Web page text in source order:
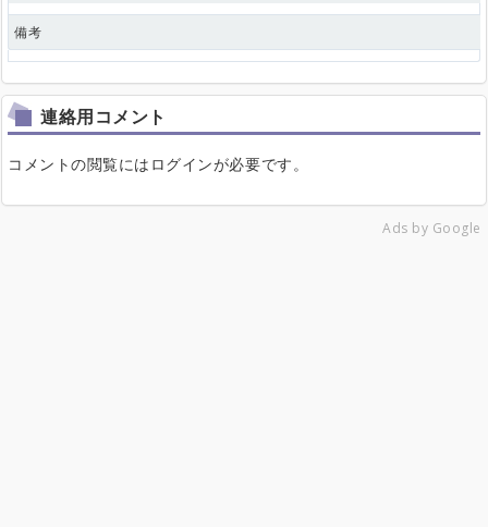
備考
連絡用コメント
コメントの閲覧にはログインが必要です。
Ads by Google